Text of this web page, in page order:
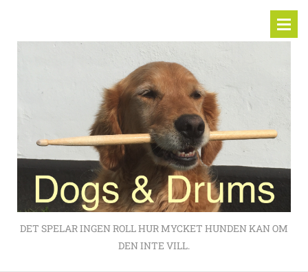
DET SPELAR INGEN ROLL HUR MYCKET HUNDEN KAN OM
DEN INTE VILL.